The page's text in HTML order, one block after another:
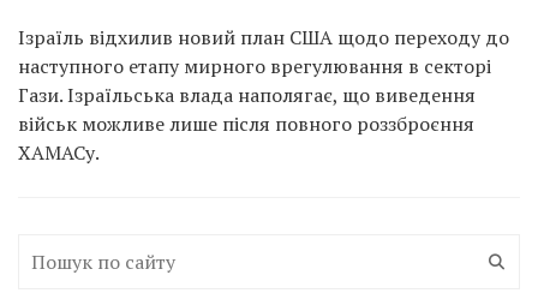
Ізраїль відхилив новий план США щодо переходу до
наступного етапу мирного врегулювання в секторі
Гази. Ізраїльська влада наполягає, що виведення
військ можливе лише після повного роззброєння
ХАМАСу.